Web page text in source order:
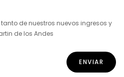
de nuestros nuevos ingresos y
de los Andes